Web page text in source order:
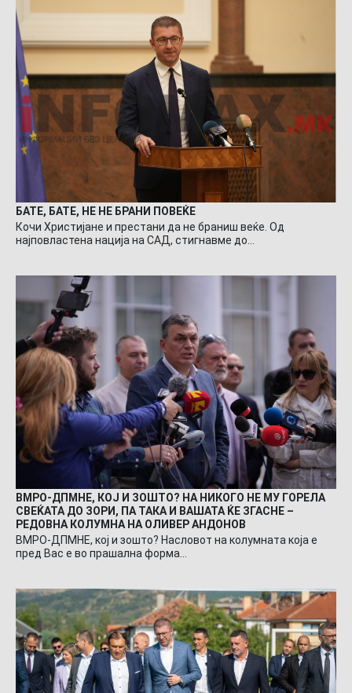
БАТЕ, БАТЕ, НЕ НЕ БРАНИ ПОВЕЌЕ
Кочи Христијане и престани да не браниш веќе. Од
најповластена нација на САД, стигнавме до…
ВМРО-ДПМНЕ, КОЈ И ЗОШТО? НА НИКОГО НЕ МУ ГОРЕЛА
СВЕЌАТА ДО ЗОРИ, ПА ТАКА И ВАШАТА ЌЕ ЗГАСНЕ –
РЕДОВНА КОЛУМНА НА ОЛИВЕР АНДОНОВ
ВМРО-ДПМНЕ, кој и зошто? Насловот на колумната која е
пред Вас е во прашална форма…